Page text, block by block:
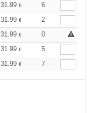
31.99 €
6
31.99 €
2
31.99 €
0
31.99 €
5
31.99 € 7